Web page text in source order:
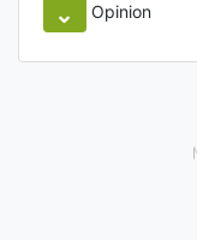
Opinion